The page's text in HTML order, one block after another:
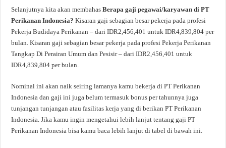
Selanjutnya kita akan membahasBerapa gaji pegawai/karyawan di PT
Perikanan Indonesia?Kisaran gaji sebagian besar pekerja pada profesi
Pekerja Budidaya Perikanan – dari IDR2,456,401 untuk IDR4,839,804 per
bulan. Kisaran gaji sebagian besar pekerja pada profesi Pekerja Perikanan
Tangkap Di Perairan Umum dan Pesisir – dari IDR2,456,401 untuk
IDR4,839,804 per bulan.
Nominal ini akan naik seiring lamanya kamu bekerja di PT Perikanan
Indonesia dan gaji ini juga belum termasuk bonus per tahunnya juga
tunjangan tunjangan atau fasilitas kerja yang di berikan PT Perikanan
Indonesia. Jika kamu ingin mengetahui lebih lanjut tentang gaji PT
Perikanan Indonesia bisa kamu baca lebih lanjut di tabel di bawah ini.